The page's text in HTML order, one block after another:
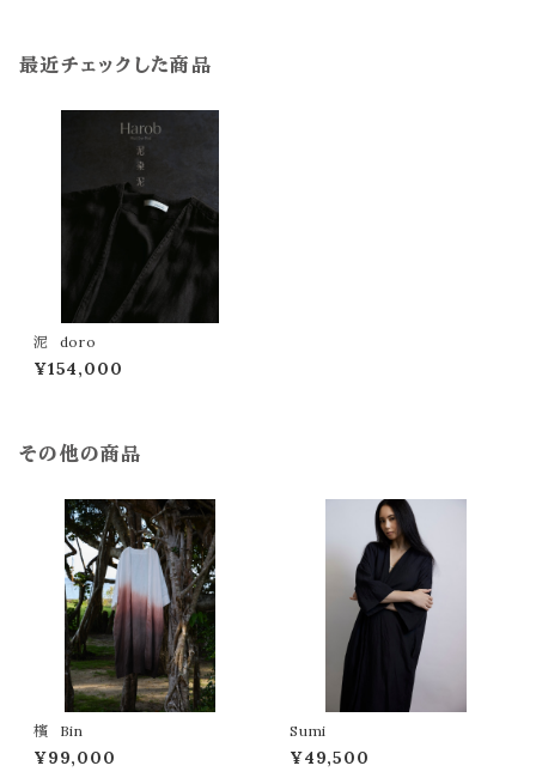
最近チェックした商品
泥 doro
¥154,000
その他の商品
檳 Bin
¥99,000
Sumi
¥49,500